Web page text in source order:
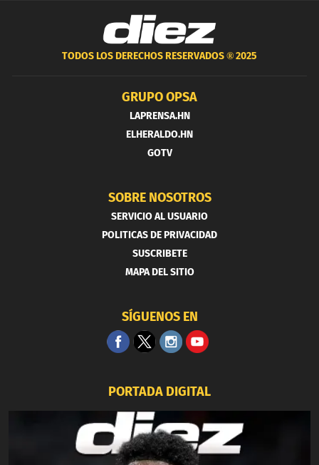
TODOS LOS DERECHOS RESERVADOS ®2025
GRUPO OPSA
LAPRENSA.HN
ELHERALDO.HN
GOTV
SOBRE NOSOTROS
SERVICIO AL USUARIO
POLITICAS DE PRIVACIDAD
SUSCRIBETE
MAPA DEL SITIO
SÍGUENOS EN
PORTADA DIGITAL